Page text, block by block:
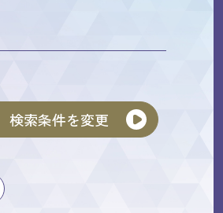
検索条件を変更